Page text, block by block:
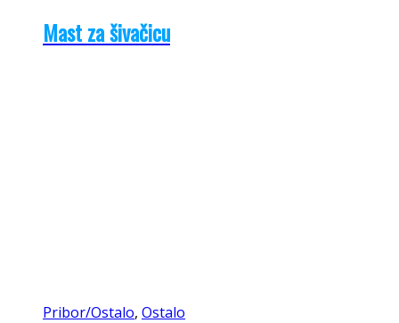
Mast za šivačicu
Pribor/Ostalo, Ostalo